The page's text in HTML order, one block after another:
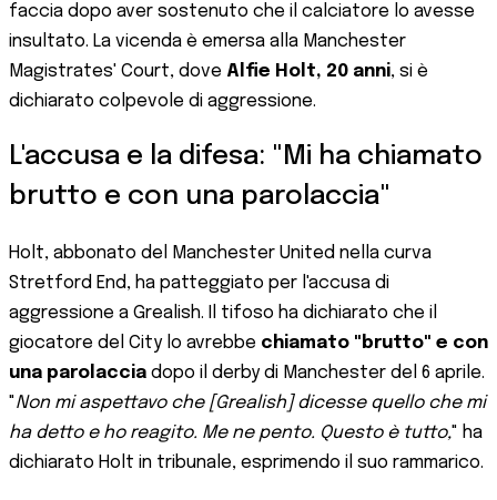
faccia dopo aver sostenuto che il calciatore lo avesse
insultato. La vicenda è emersa alla Manchester
Magistrates' Court, dove Alfie Holt, 20 anni, si è
dichiarato colpevole di aggressione.
L'accusa e la difesa: "Mi ha chiamato
brutto e con una parolaccia"
Holt, abbonato del Manchester United nella curva
Stretford End, ha patteggiato per l'accusa di
aggressione a Grealish. Il tifoso ha dichiarato che il
giocatore del City lo avrebbe chiamato "brutto" e con
una parolaccia dopo il derby di Manchester del 6 aprile.
"Non mi aspettavo che [Grealish] dicesse quello che mi
ha detto e ho reagito. Me ne pento. Questo è tutto," ha
dichiarato Holt in tribunale, esprimendo il suo rammarico.